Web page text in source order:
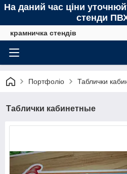
На даний час ціни
стенди
крамничка стендів
Портфоліо Таблички
Таблички кабинетные